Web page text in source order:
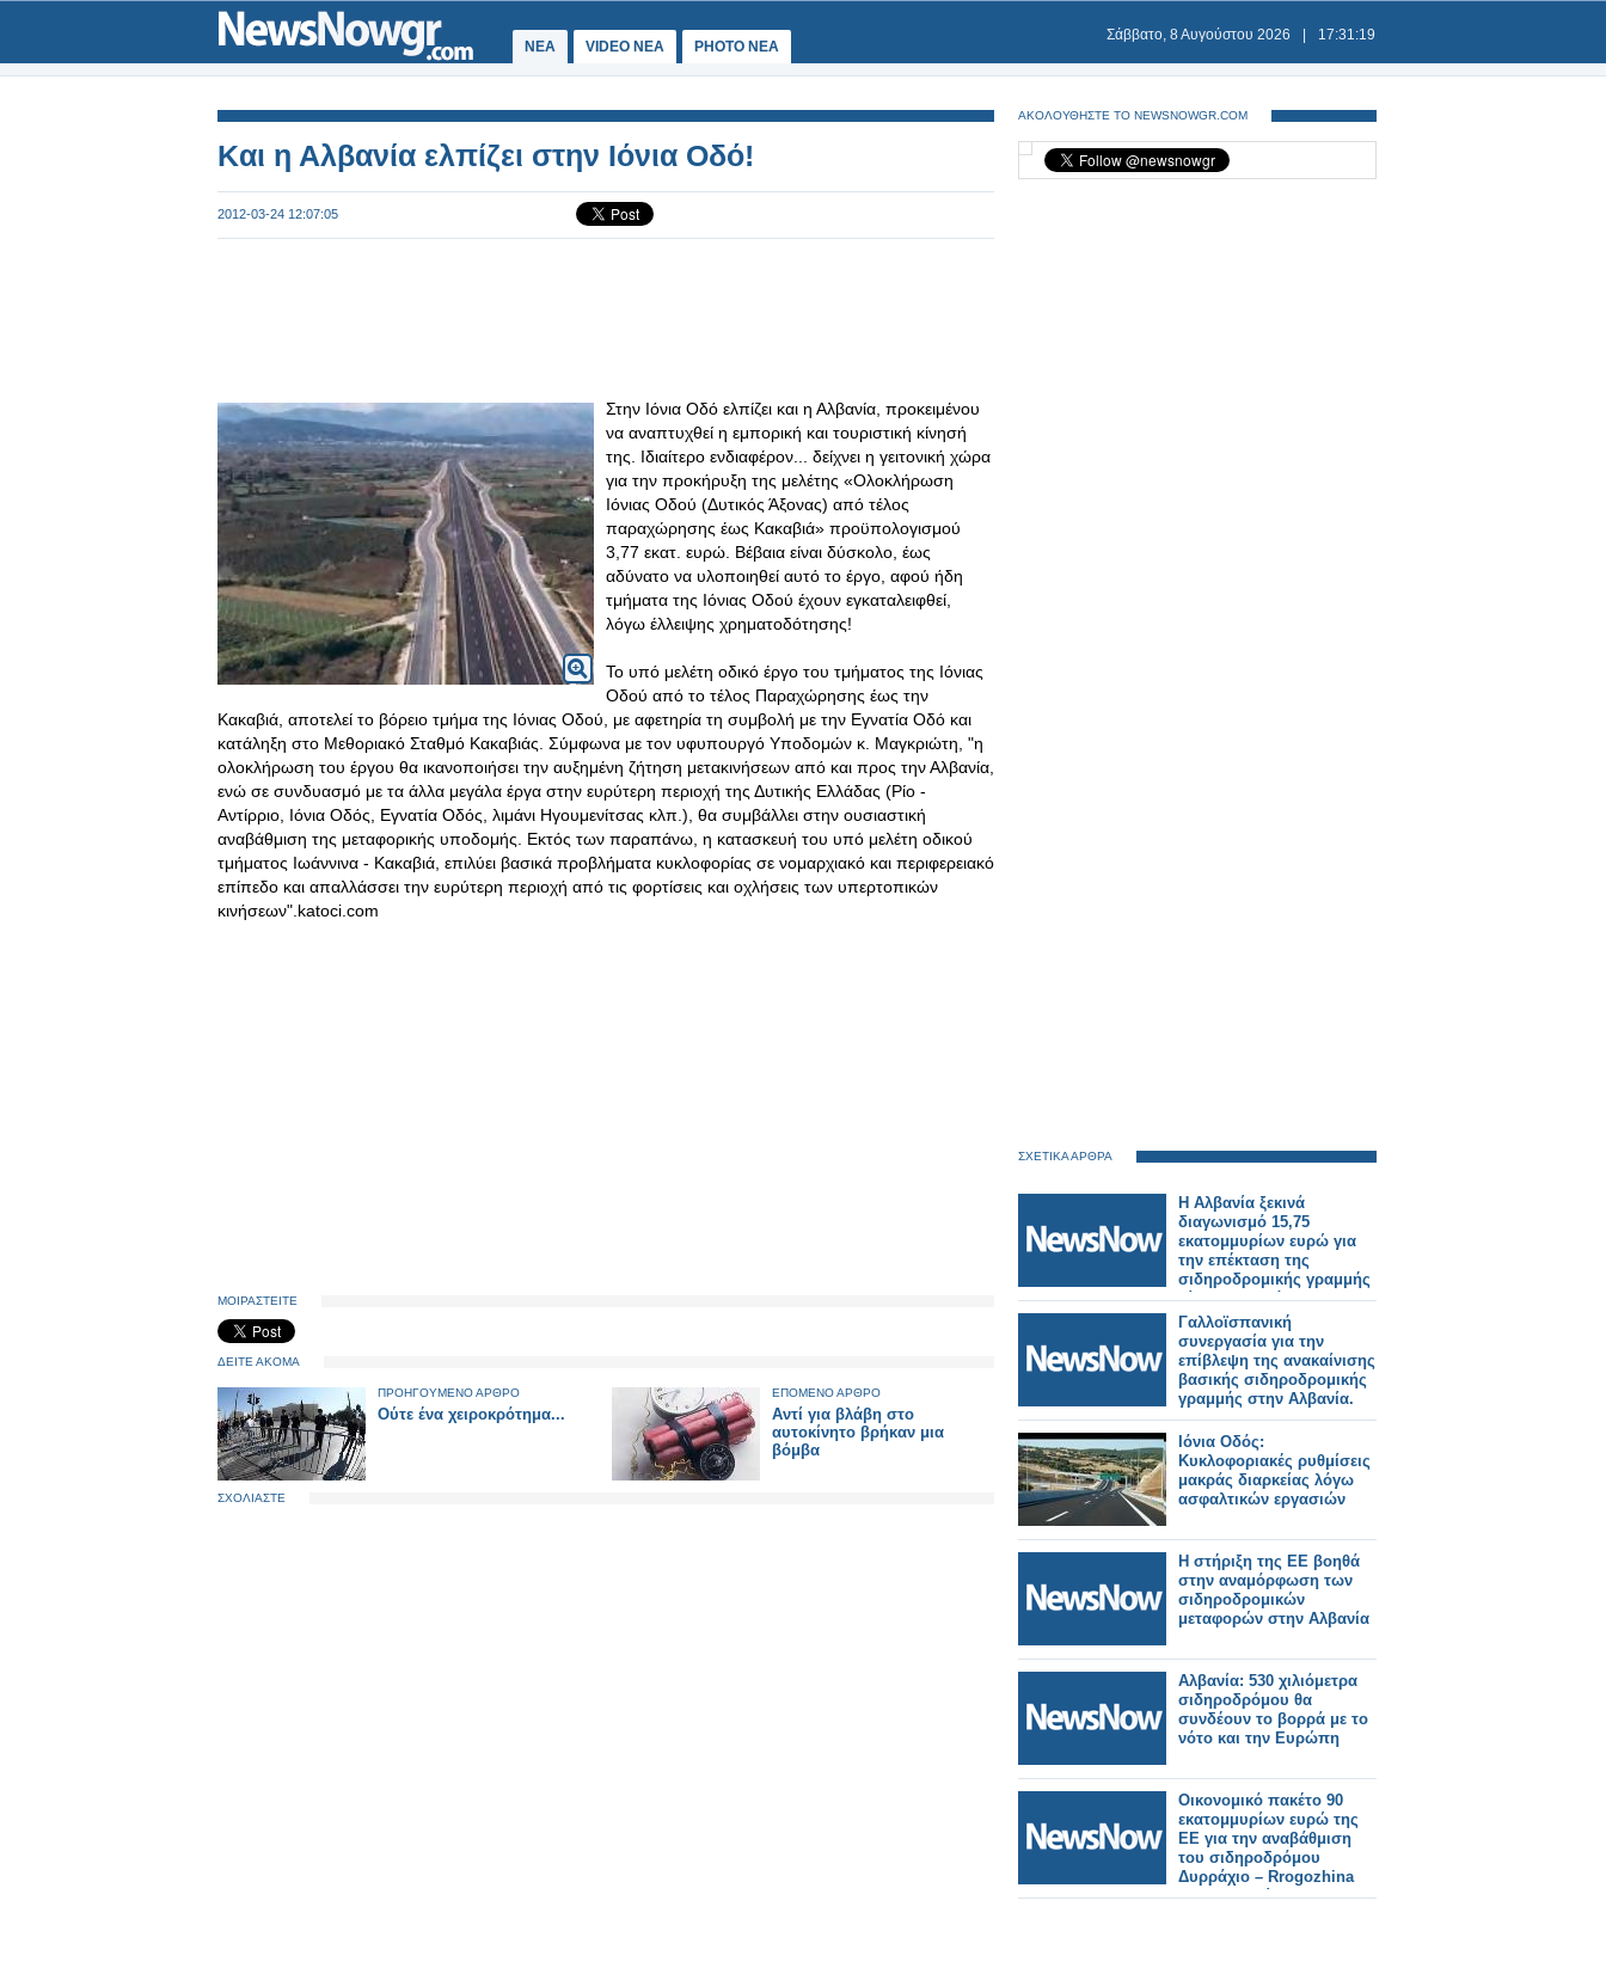
ΝΕΑ VIDEO NEA PHOTO NEA
Σάββατο, 8 Αυγούστου 2026 17:31:19
Kαι η Αλβανία ελπίζει στην Ιόνια Οδό!
2012-03-24 12:07:05
Στην Ιόνια Οδό ελπίζει και η Αλβανία, προκειμένου
να αναπτυχθεί η εμπορική και τουριστική κίνησή
της. Ιδιαίτερο ενδιαφέρον... δείχνει η γειτονική χώρα
για την προκήρυξη της μελέτης «Ολοκλήρωση
Ιόνιας Οδού (Δυτικός Άξονας) από τέλος
παραχώρησης έως Κακαβιά» προϋπολογισμού
3,77 εκατ. ευρώ. Βέβαια είναι δύσκολο, έως
αδύνατο να υλοποιηθεί αυτό το έργο, αφού ήδη
τμήματα της Ιόνιας Οδού έχουν εγκαταλειφθεί,
λόγω έλλειψης χρηματοδότησης!
Το υπό μελέτη οδικό έργο του τμήματος της Ιόνιας
Οδού από το τέλος Παραχώρησης έως την
Κακαβιά, αποτελεί το βόρειο τμήμα της Ιόνιας Οδού, με αφετηρία τη συμβολή με την Εγνατία Οδό και
κατάληξη στο Μεθοριακό Σταθμό Κακαβιάς. Σύμφωνα με τον υφυπουργό Υποδομών κ. Μαγκριώτη, "η
ολοκλήρωση του έργου θα ικανοποιήσει την αυξημένη ζήτηση μετακινήσεων από και προς την Αλβανία,
ενώ σε συνδυασμό με τα άλλα μεγάλα έργα στην ευρύτερη περιοχή της Δυτικής Ελλάδας (Ρίο -
Αντίρριο, Ιόνια Οδός, Εγνατία Οδός, λιμάνι Ηγουμενίτσας κλπ.), θα συμβάλλει στην ουσιαστική
αναβάθμιση της μεταφορικής υποδομής. Εκτός των παραπάνω, η κατασκευή του υπό μελέτη οδικού
τμήματος Ιωάννινα - Κακαβιά, επιλύει βασικά προβλήματα κυκλοφορίας σε νομαρχιακό και περιφερειακό
επίπεδο και απαλλάσσει την ευρύτερη περιοχή από τις φορτίσεις και οχλήσεις των υπερτοπικών
κινήσεων".katoci.com
ΜΟΙΡΑΣΤΕΙΤΕ
ΔΕΙΤΕ ΑΚΟΜΑ
ΠΡΟΗΓΟΥΜΕΝΟ ΑΡΘΡΟ
Ούτε ένα χειροκρότημα...
ΕΠΟΜΕΝΟ ΑΡΘΡΟ
Αντί για βλάβη στο
αυτοκίνητο βρήκαν μια
βόμβα
ΣΧΟΛΙΑΣΤΕ
ΑΚΟΛΟΥΘΗΣΤΕ ΤΟ NEWSNOWGR.COM
ΣΧΕΤΙΚΑ ΑΡΘΡΑ
Η Αλβανία ξεκινά
διαγωνισμό 15,75
εκατομμυρίων ευρώ για
την επέκταση της
σιδηροδρομικής γραμμής
Τίρανα-Δυρράχιο.
Γαλλοϊσπανική
συνεργασία για την
επίβλεψη της ανακαίνισης
βασικής σιδηροδρομικής
γραμμής στην Αλβανία.
Ιόνια Οδός:
Κυκλοφοριακές ρυθμίσεις
μακράς διαρκείας λόγω
ασφαλτικών εργασιών
Η στήριξη της ΕΕ βοηθά
στην αναμόρφωση των
σιδηροδρομικών
μεταφορών στην Αλβανία
Αλβανία: 530 χιλιόμετρα
σιδηροδρόμου θα
συνδέουν το βορρά με το
νότο και την Ευρώπη
Οικονομικό πακέτο 90
εκατομμυρίων ευρώ της
ΕΕ για την αναβάθμιση
του σιδηροδρόμου
Δυρράχιο – Rrogozhina
στην Αλβανία